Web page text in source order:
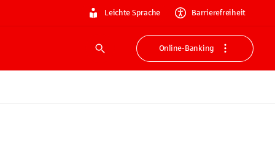
Leichte Sprache Barrierefreiheit
Suche
Online-Banking